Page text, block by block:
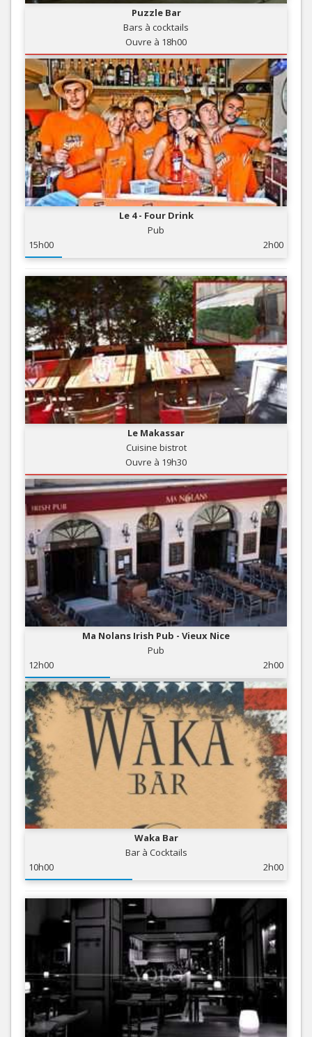
Puzzle Bar
Bars à cocktails
Ouvre à 18h00
Le 4 - Four Drink
Pub
15h00
2h00
Le Makassar
Cuisine bistrot
Ouvre à 19h30
Ma Nolans Irish Pub - Vieux Nice
Pub
12h00
2h00
Waka Bar
Bar à Cocktails
10h00
2h00